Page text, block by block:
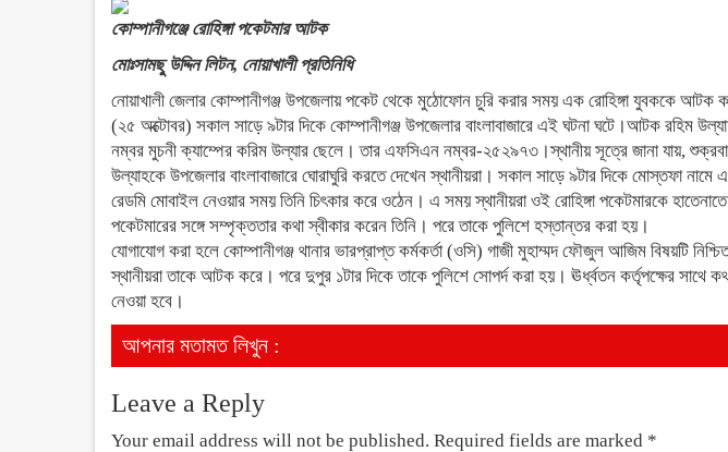
কোম্পানীগঞ্জে রোহিঙ্গা পকেটমার আটক
মোঃসামছু উদ্দিন লিটন, নোয়াখালী প্রতিনিধি
নোয়াখালী জেলার কোম্পানীগঞ্জ উপজেলায় পকেট থেকে মুঠোফোন চুরি করার সময় এক রোহিঙ্গা যুবককে
(২৫ অক্টোবর) সকাল সাড়ে ৯টার দিকে কোম্পানীগঞ্জ উপজেলার বাংলাবাজারে এই ঘটনা ঘটে।আটক রহিম
নম্বর মুচনী ক্যাম্পের করিম উল্যার ছেলে। তার এফসিএন নম্বর-২৫২৯৭৩।স্থানীয় সূত্রে জানা যায়,
উল্যাহকে উপজেলার বাংলাবাজারে ঘোরাঘুরি করতে দেখেন স্থানীয়রা। সকাল সাড়ে ৯টার দিকে মোস্তফা নামে
রেডমি মোবাইল নেওয়ার সময় তিনি চিৎকার করে ওঠেন। এ সময় স্থানীয়রা ওই রোহিঙ্গা পকেটমারকে
পকেটমারের সঙ্গে সম্পৃক্ততার কথা স্বীকার করেন তিনি। পরে তাকে পুলিশে হস্তান্তর করা হয়।
যোগাযোগ করা হলে কোম্পানীগঞ্জ থানার ভারপ্রাপ্ত কর্মকর্তা (ওসি) গাজী মুহাম্মদ ফৌজুল আজিম বিষয়টি
স্থানীয়রা তাকে আটক করে। পরে দুপুর ১টার দিকে তাকে পুলিশে সোপর্দ করা হয়। ঊর্ধ্বতন কর্তৃপক্ষের সাথে
নেওয়া হবে।
আপনার মতামত লিখুন :
Leave a Reply
Your email address will not be published. Required fields are marked *